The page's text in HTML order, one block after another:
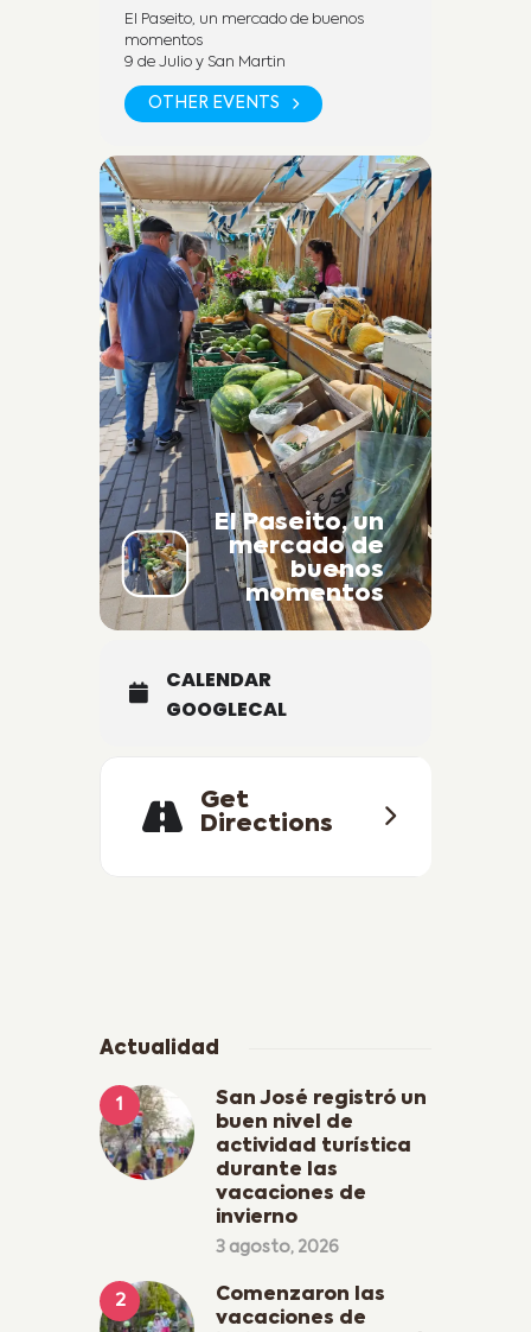
para disfrutar y regalarte algo lindo,
diversas opciones en el patio de
comidas
Domingo 9 de noviembre: ¡Festejamos
el Día de la Tradición! Desde las 18 h te
Degustación de buñuelos caseros
Presentación del Ballet Pasión Folclórica
Show en vivo de Gera Bourlot
En el Paseito de San José – entrada
libre y gratuita.
Vení a compartir nuestras tradiciones,
apoyar a los emprendedores locales y
disfrutar de un lindo finde en familia
El Paseito, un mercado de buenos
momentos
9 de Julio y San Martin
OTHER EVENTS
El Paseito, un
mercado de
buenos
momentos
CALENDAR
GOOGLECAL
Get
Directions
Actualidad
San José registró un
buen nivel de
actividad turística
durante las
vacaciones de
invierno
3 agosto, 2026
Comenzaron las
vacaciones de